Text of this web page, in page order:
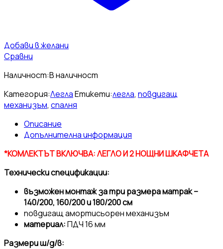
Добави в желани
Сравни
Наличност:В наличност
Категория:ЛеглаЕтикети:легла, повдигащ
механизъм, спалня
Описание
Допълнителна информация
*КОМЛЕКТЪТ ВКЛЮЧВА: ЛЕГЛО И 2 НОЩНИ ШКАФЧЕТА
Технически спецификации:
възможен монтаж за три размера матрак –
140/200, 160/200 и 180/200 см
повдигащ амортисьорен механизъм
материал:ПДЧ 16 мм
Размери ш/д/в: